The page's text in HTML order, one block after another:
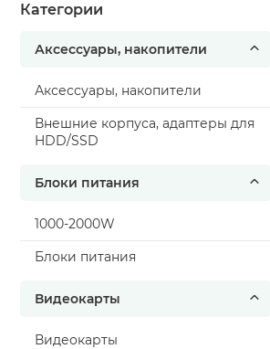
Категории
Аксессуары, накопители
Аксессуары, накопители
Внешние корпуса, адаптеры для
HDD/SSD
Блоки питания
1000-2000W
Блоки питания
Видеокарты
Видеокарты